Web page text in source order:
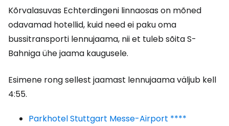
Kõrvalasuvas Echterdingeni linnaosas on mõned
odavamad hotellid, kuid need ei paku oma
bussitransporti lennujaama, nii et tuleb sõita S-
Bahniga ühe jaama kaugusele.
Esimene rong sellest jaamast lennujaama väljub kell
4:55.
Parkhotel Stuttgart Messe-Airport ****